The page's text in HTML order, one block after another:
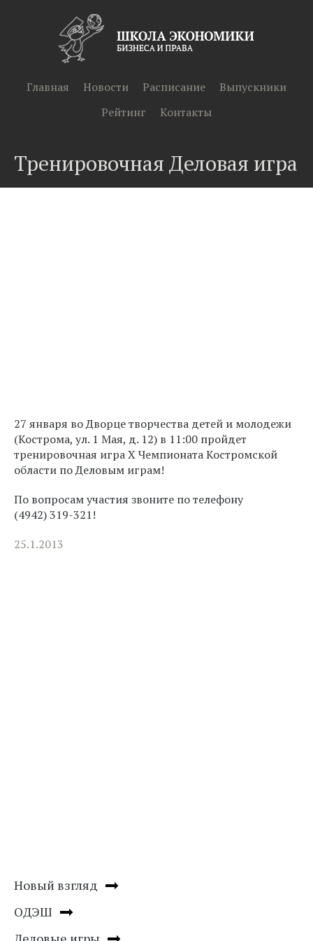
Главная Новости Расписание
Выпускники
Рейтинг
Контакты
Тренировочная Деловая игра
27 января во Дворце творчества детей и молодежи
(Кострома, ул. 1 Мая, д. 12) в 11:00 пройдет
тренировочная игра X Чемпионата Костромской
области по Деловым играм!
По вопросам участия звоните по телефону
(4942)319-321!
25.1.2013
Новый взгляд
ОДЭШ